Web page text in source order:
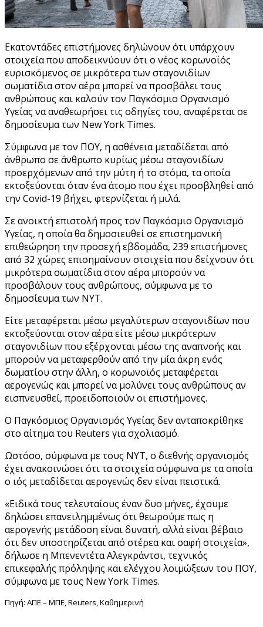
Εκατοντάδες επιστήμονες δηλώνουν ότι υπάρχουν
στοιχεία που αποδεικνύουν ότι ο νέος κορωνοϊός
ευρισκόμενος σε μικρότερα των σταγονιδίων
σωματίδια στον αέρα μπορεί να προσβάλει τους
ανθρώπους και καλούν τον Παγκόσμιο Οργανισμό
Υγείας να αναθεωρήσει τις οδηγίες του, αναφέρεται σε
δημοσίευμα των New York Times.
Σύμφωνα με τον ΠΟΥ, η ασθένεια μεταδίδεται από
άνθρωπο σε άνθρωπο κυρίως μέσω σταγονιδίων
προερχόμενων από την μύτη ή το στόμα, τα οποία
εκτοξεύονται όταν ένα άτομο που έχει προσβληθεί από
την Covid-19 βήχει, φτερνίζεται ή μιλά.
Σε ανοικτή επιστολή προς τον Παγκόσμιο Οργανισμό
Υγείας, η οποία θα δημοσιευθεί σε επιστημονική
επιθεώρηση την προσεχή εβδομάδα, 239 επιστήμονες
από 32 χώρες επισημαίνουν στοιχεία που δείχνουν ότι
μικρότερα σωματίδια στον αέρα μπορούν να
προσβάλουν τους ανθρώπους, σύμφωνα με το
δημοσίευμα των NYT.
Είτε μεταφέρεται μέσω μεγαλύτερων σταγονιδίων που
εκτοξεύονται στον αέρα είτε μέσω μικρότερων
σταγονιδίων που εξέρχονται μέσω της αναπνοής και
μπορούν να μεταφερθούν από την μία άκρη ενός
δωματίου στην άλλη, ο κορωνοϊός μεταφέρεται
αερογενώς και μπορεί να μολύνει τους ανθρώπους αν
εισπνευσθεί, προειδοποιούν οι επιστήμονες.
Ο Παγκόσμιος Οργανισμός Υγείας δεν ανταποκρίθηκε
στο αίτημα του Reuters για σχολιασμό.
Ωστόσο, σύμφωνα με τους NYT, ο διεθνής οργανισμός
έχει ανακοινώσει ότι τα στοιχεία σύμφωνα με τα οποία
ο ιός μεταδίδεται αερογενώς δεν είναι πειστικά.
«Ειδικά τους τελευταίους έναν δυο μήνες, έχουμε
δηλώσει επανειλημμένως ότι θεωρούμε πως η
αερογενής μετάδοση είναι δυνατή, αλλά είναι βέβαιο
ότι δεν υποστηρίζεται από στέρεα και σαφή στοιχεία»,
δήλωσε η Μπενεντέτα Αλεγκράντσι, τεχνικός
επικεφαλής πρόληψης και ελέγχου λοιμώξεων του ΠΟΥ,
σύμφωνα με τους New York Times.
Πηγή: ΑΠΕ – ΜΠΕ, Reuters, Καθημερινή